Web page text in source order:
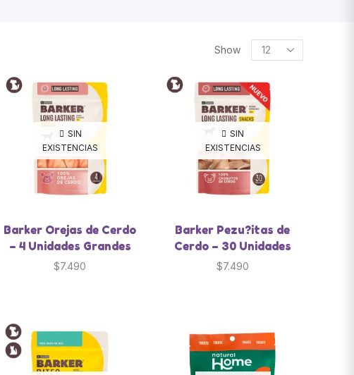
Show
SIN
EXISTENCIAS
Barker Orejas de Cerdo
– 4 Unidades Grandes
$7.490
SIN
EXISTENCIAS
Barker Pezu?itas de
Cerdo – 30 Unidades
$7.490